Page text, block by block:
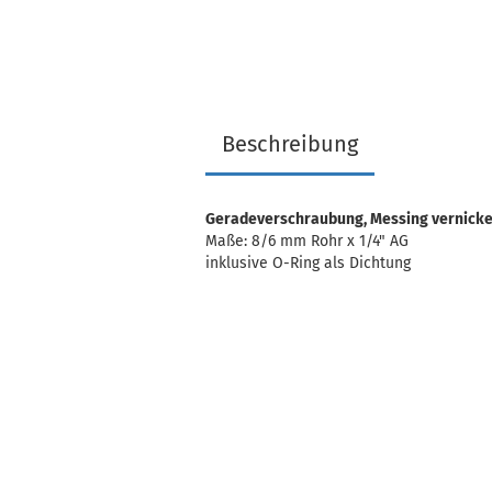
Beschreibung
Geradeverschraubung, Messing
Maße: 8/6 mm Rohr x 1/4" AG
inklusive O-Ring als Dichtung